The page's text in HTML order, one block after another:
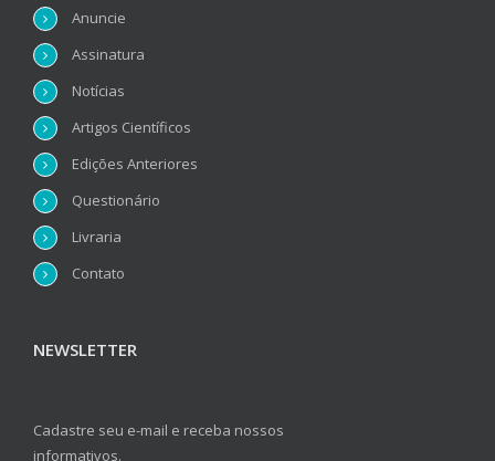
Anuncie
Assinatura
Notícias
Artigos Científicos
Edições Anteriores
Questionário
Livraria
Contato
NEWSLETTER
Cadastre seu e-mail e receba nossos
informativos.